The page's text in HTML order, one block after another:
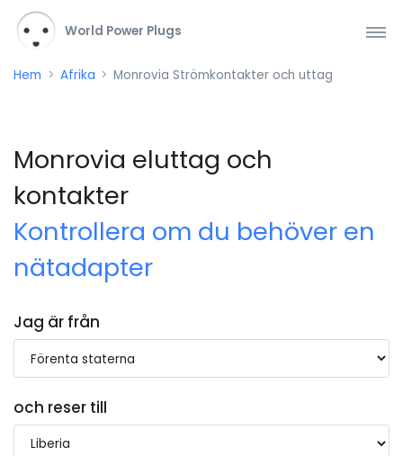
World Power Plugs
Hem Afrika Monrovia Strömkontakter och uttag
Monrovia eluttag och
kontakter
Kontrollera om du behöver en
nätadapter
Jag är från
och reser till